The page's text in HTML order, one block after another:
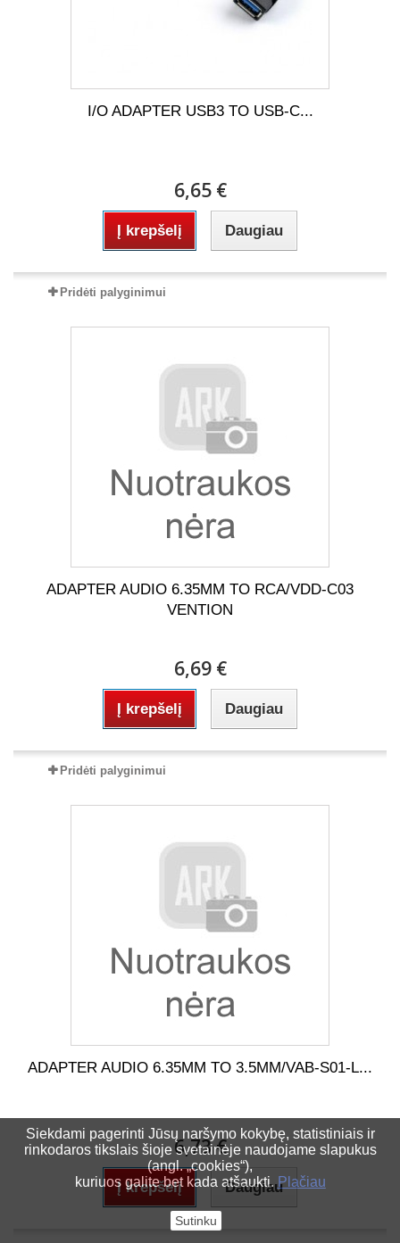
Siekdami pagerinti Jūsų naršymo kokybę, statistiniais ir
rinkodaros tikslais šioje svetainėje naudojame slapukus
(angl. „cookies“),
kuriuos galite bet kada atšaukti.Plačiau
Sutinku
I/O ADAPTER USB3 TO USB-C...
6,65 €
Į krepšelį Daugiau
Pridėti palyginimui
ADAPTER AUDIO 6.35MM TO RCA/VDD-C03
VENTION
6,69 €
Į krepšelį Daugiau
Pridėti palyginimui
ADAPTER AUDIO 6.35MM TO 3.5MM/VAB-S01-L...
6,73 €
Į krepšelį Daugiau